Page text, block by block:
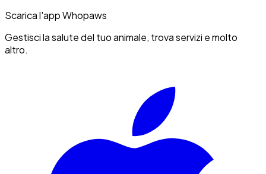
Scarica l'app Whopaws
Gestisci la salute del tuo animale, trova servizi e molto
altro.